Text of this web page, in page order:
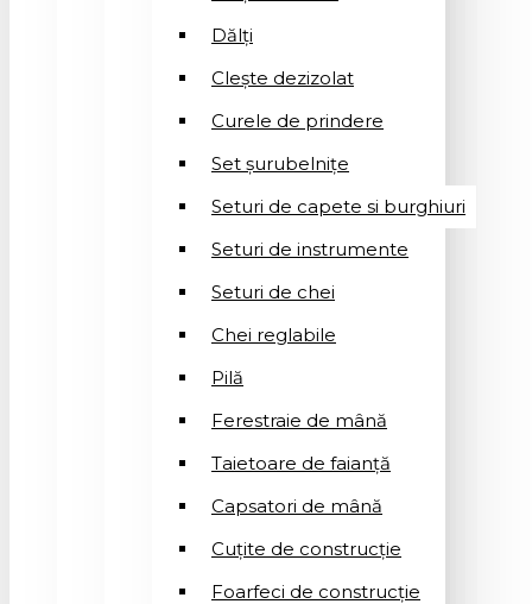
Dălți
Clește dezizolat
Curele de prindere
Set șurubelnițe
Seturi de capete si burghiuri
Seturi de instrumente
Seturi de chei
Chei reglabile
Pilă
Ferestraie de mână
Taietoare de faianță
Capsatori de mână
Cuțite de construcție
Foarfeci de construcție